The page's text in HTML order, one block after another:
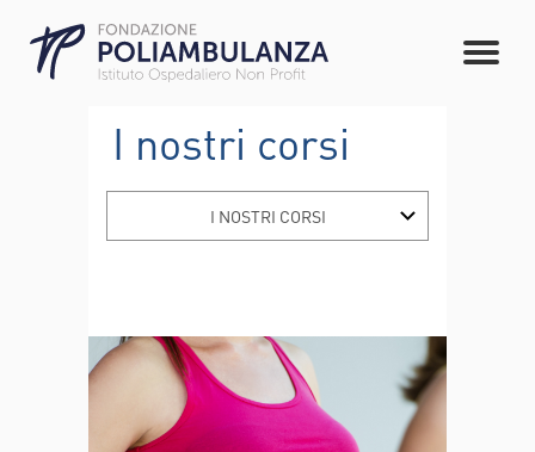
I nostri corsi
I NOSTRI CORSI
IL TOCCO... IL MASSAGGIO
DEL BEBÈ